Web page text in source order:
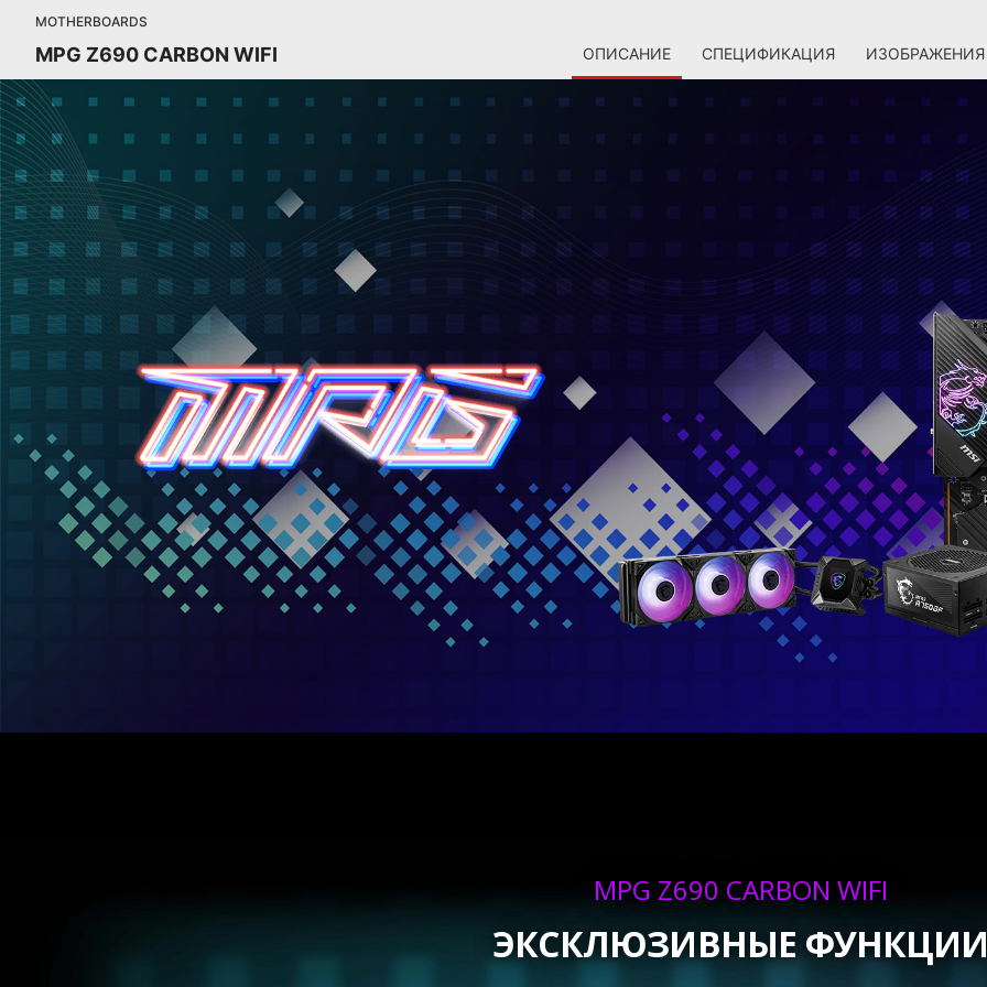
MOTHERBOARDS
MPG Z690 CARBON WIFI ОПИСАНИЕ СПЕЦИФИКАЦИЯ ИЗОБРАЖЕНИЯ
MPG Z690 CARBON WIFI
ЭКСКЛЮЗИВНЫЕ ФУНКЦИИ